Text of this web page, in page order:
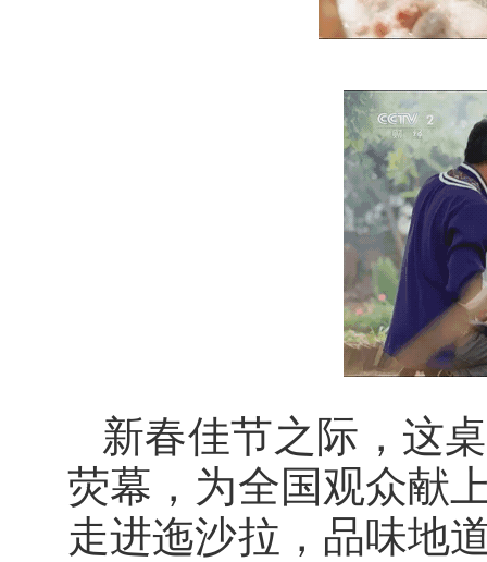
新春佳节之际，这
荧幕，为全国观众献
走进迤沙拉，品味地